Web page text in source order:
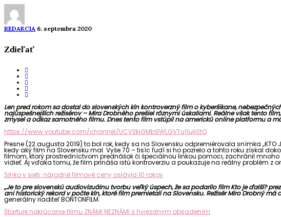
REDAKCIA 6. septembra 2020
Zdieľať
Len pred rokom sa dostal do slovenských kín kontroverzný film o kyberšikane,
najúspešnejších režisérov – Mira Drobného prešiel rôznymi úskaliami. Reálne však tento
zmysel a odkaz samotného filmu. Dnes tento film vstúpil na americkú online platformu a
https://www.youtube.com/channel/UCV3kjGMb9WLGVTu11uIj0tQ
Presne (22.augusta 2019) to bol rok, kedy sa na Slovensku odpremiérovala snímka „KTO
kedy aký film na Slovensku mal. Vyše 70 – tisíc ľudí si ho pozrelo a tohto roku získal
filmom, ktorý prostredníctvom prednášok či špeciálnou linkou pomoci, zachránil
vidieť. Aj vďaka tomu, že film prináša istú kontroverziu a poukazuje na reálny problém
Slnko v sieti: národné filmové ceny oslávia 10 rokov
„Je to pre slovenskú audiovizuálnu tvorbu veľký úspech, že sa podarilo film Kto je ďalší?
ani historický rekord v počte kín, ktoré film premietali na Slovensku. Režisér Miro Drobný
generálny riaditeľ BONTONFILM.
Štartuje nakrúcanie filmu ZNÁMI NEZNÁMI s hviezdnym obsadením